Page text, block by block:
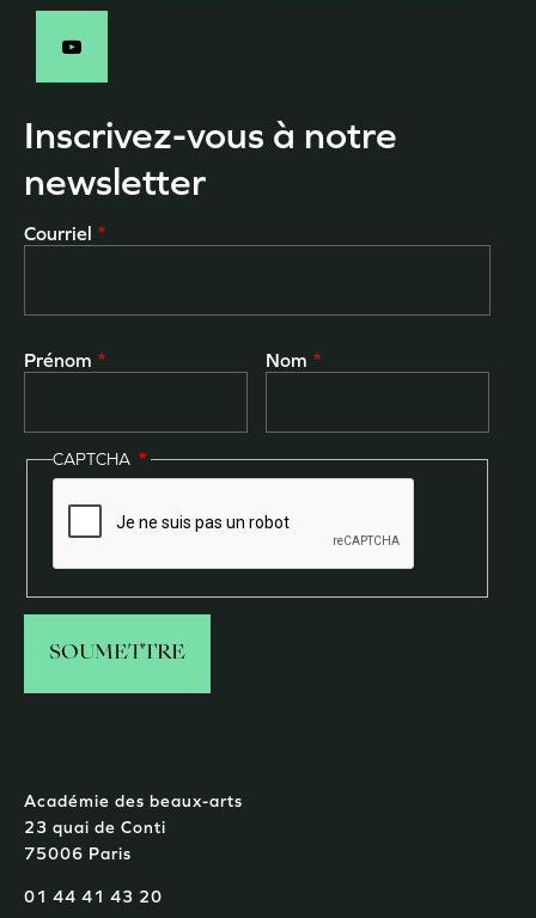
Inscrivez-vous à notre
newsletter
Courriel
Prénom Nom
CAPTCHA
Académie des beaux-arts
23 quai de Conti
75006 Paris
01 44 41 43 20